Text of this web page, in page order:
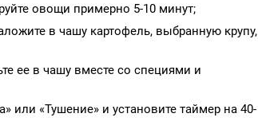
овощи примерно 5-10 минут;
в чашу картофель, выбранную крупу,
ее в чашу вместе со специями и
или «Тушение» и установите таймер на 40-